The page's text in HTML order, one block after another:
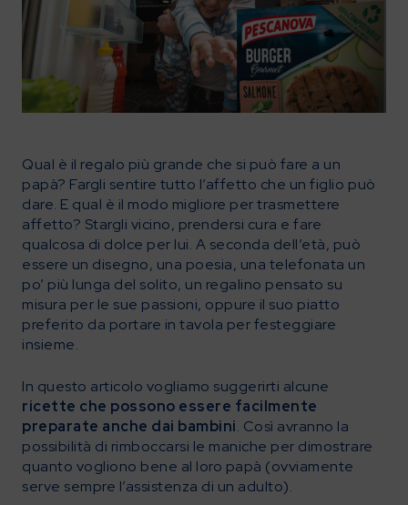
Qual è il regalo più grande che si può fare a un
papà? Fargli sentire tutto l’affetto che un figlio può
dare. E qual è il modo migliore per trasmettere
affetto? Stargli vicino, prendersi cura e fare
qualcosa di dolce per lui. A seconda dell’età, può
essere un disegno, una poesia, una telefonata un
po’ più lunga del solito, un regalino pensato su
misura per le sue passioni, oppure il suo piatto
preferito da portare in tavola per festeggiare
insieme.
In questo articolo vogliamo suggerirti alcune
ricette che possono essere facilmente
preparate anche dai bambini. Così avranno la
possibilità di rimboccarsi le maniche per dimostrare
quanto vogliono bene al loro papà (ovviamente
serve sempre l’assistenza di un adulto).